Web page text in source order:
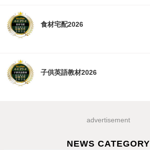
食材宅配2026
子供英語教材2026
advertisement
NEWS CATEGORY